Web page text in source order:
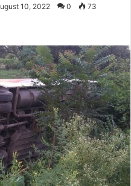
10, 2022 0 73